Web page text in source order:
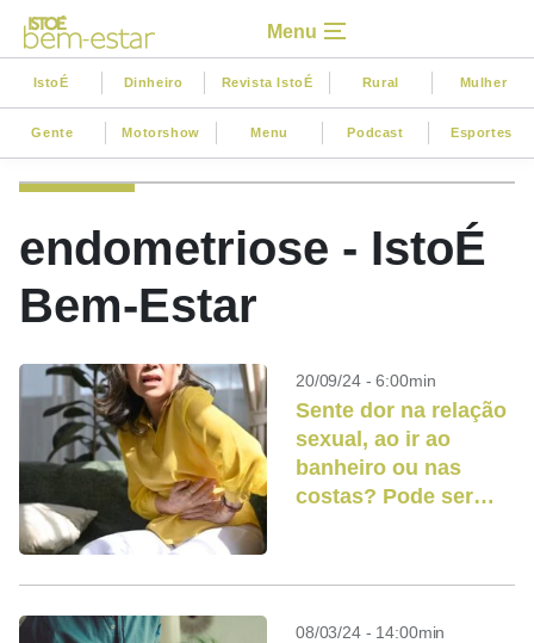
Menu
IstoÉ Dinheiro Revista IstoÉ Rural Mulher
Gente Motorshow Menu Podcast Esportes
endometriose - IstoÉ
Bem-Estar
20/09/24 - 6:00min
Sente dor na relação
sexual, ao ir ao
banheiro ou nas
costas? Pode ser
08/03/24 - 14:00min